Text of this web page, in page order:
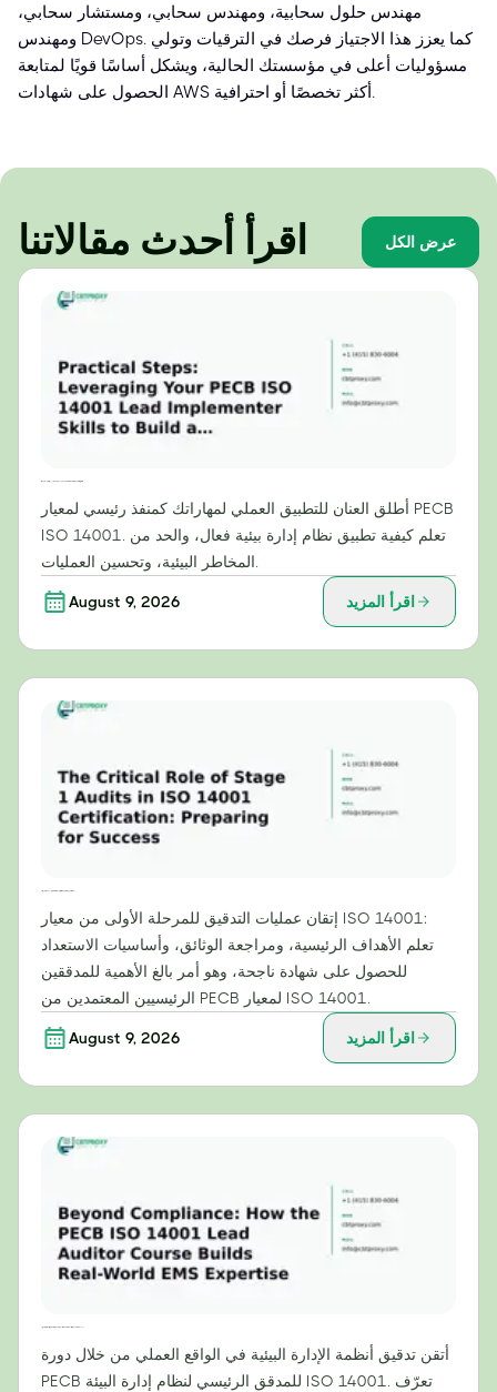
مهندس حلول سحابية، ومهندس سحابي، ومستشار سحابي،
ومهندس DevOps. كما يعزز هذا الاجتياز فرصك في الترقيات وتولي
مسؤوليات أعلى في مؤسستك الحالية، ويشكل أساسًا قويًا لمتابعة
الحصول على شهادات AWS أكثر تخصصًا أو احترافية.
اقرأ أحدث مقالاتنا عرض الكل
أطلق العنان للتطبيق العملي لمهاراتك كمنفذ رئيسي لمعيار PECB
ISO 14001. تعلم كيفية تطبيق نظام إدارة بيئية فعال، والحد من
August 9, 2026 اقرأ المزيد
إتقان عمليات التدقيق للمرحلة الأولى من معيار ISO 14001:
تعلم الأهداف الرئيسية، ومراجعة الوثائق، وأساسيات الاستعداد
للحصول على شهادة ناجحة، وهو أمر بالغ الأهمية للمدققين
الرئيسيين المعتمدين من PECB لمعيار ISO 14001.
August 9, 2026 اقرأ المزيد
أتقن تدقيق أنظمة الإدارة البيئية في الواقع العملي من خلال دورة
PECB للمدقق الرئيسي لنظام إدارة البيئة ISO 14001. تعرّف